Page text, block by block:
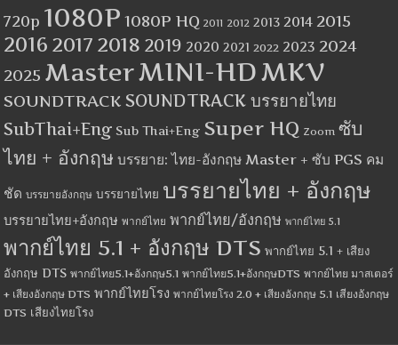
720p 1080P 1080P HQ 2011 2012 2013 2014 2015
2016 2017 2018 2019 2020 2021 2022 2023 2024
2025 MasterMINI-HDMKV
SOUNDTRACK SOUNDTRACK บรรยายไทย
SubThai+Eng Sub Thai+Eng Super HQ Zoom ซับ
ไทย + อังกฤษ บรรยาย: ไทย-อังกฤษ Master + ซับ PGS คม
ชัด บรรยายอังกฤษ บรรยายไทย บรรยายไทย + อังกฤษ
บรรยายไทย+อังกฤษ พากย์ไทย พากย์ไทย/อังกฤษ พากย์ไทย 5.1
พากย์ไทย 5.1 + อังกฤษ DTS พากย์ไทย 5.1 + เสียง
อังกฤษ DTS พากย์ไทย5.1+อังกฤษ5.1 พากย์ไทย5.1+อังกฤษDTS พากย์ไทย มาสเตอร์
+ เสียงอังกฤษ DTS พากย์ไทยโรง พากย์ไทยโรง 2.0 + เสียงอังกฤษ 5.1 เสียงอังกฤษ
DTS เสียงไทยโรง